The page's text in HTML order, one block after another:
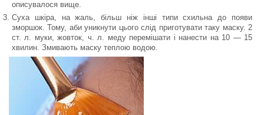
описувалося вище.
Суха шкіра, на жаль, більш ніж інші типи схильна до появи
зморшок. Тому, аби уникнути цього слід приготувати таку маску. 2
ст. л. муки, жовток, ч. л. меду перемішати і нанести на 10 — 15
хвилин. Змивають маску теплою водою.